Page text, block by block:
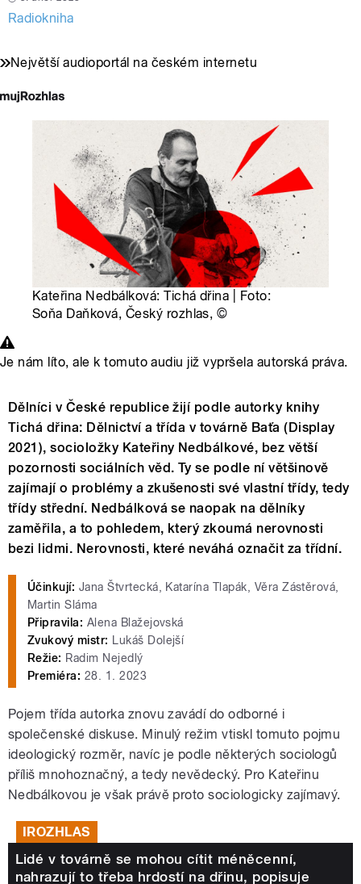
Radiokniha
Největší audioportál na českém internetu
Kateřina Nedbálková: Tichá dřina | Foto:
Soňa Daňková, Český rozhlas, ©
Je nám líto, ale k tomuto audiu již vypršela autorská práva.
Dělníci v České republice žijí podle autorky knihy
Tichá dřina: Dělnictví a třída v továrně Baťa (Display
2021), socioložky Kateřiny Nedbálkové, bez větší
pozornosti sociálních věd. Ty se podle ní většinově
zajímají o problémy a zkušenosti své vlastní třídy, tedy
třídy střední. Nedbálková se naopak na dělníky
zaměřila, a to pohledem, který zkoumá nerovnosti
bezi lidmi. Nerovnosti, které neváhá označit za třídní.
Účinkují: Jana Štvrtecká, Katarína Tlapák, Věra Zástěrová,
Martin Sláma
Připravila: Alena Blažejovská
Zvukový mistr: Lukáš Dolejší
Režie: Radim Nejedlý
Premiéra: 28. 1. 2023
Pojem třída autorka znovu zavádí do odborné i
společenské diskuse. Minulý režim vtiskl tomuto pojmu
ideologický rozměr, navíc je podle některých sociologů
příliš mnohoznačný, a tedy nevědecký. Pro Kateřinu
Nedbálkovou je však právě proto sociologicky zajímavý.
IROZHLAS
Lidé v továrně se mohou cítit méněcenní,
nahrazují to třeba hrdostí na dřinu, popisuje